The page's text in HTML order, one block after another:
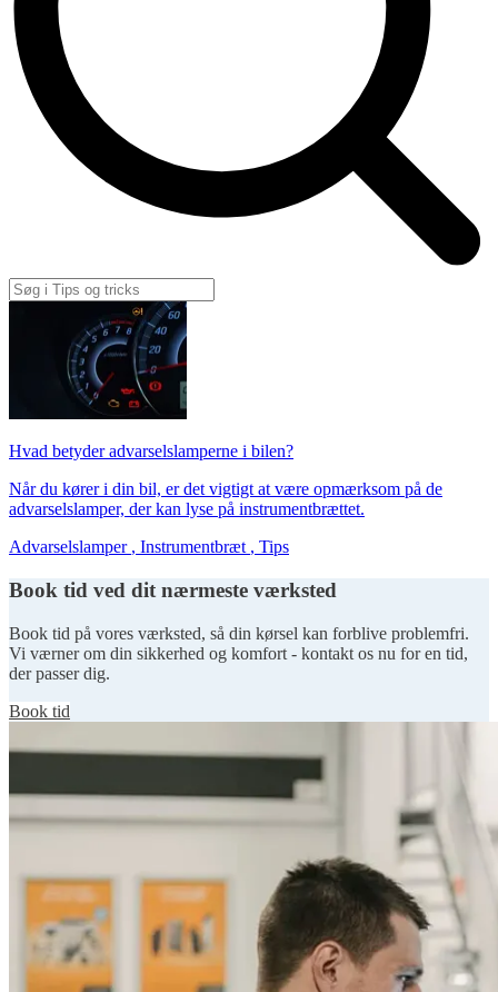
Hvad betyder advarselslamperne i bilen?
Når du kører i din bil, er det vigtigt at være opmærksom på de
advarselslamper, der kan lyse på instrumentbrættet.
Advarselslamper , Instrumentbræt , Tips
Book tid ved dit nærmeste værksted
Book tid på vores værksted, så din kørsel kan forblive problemfri.
Vi værner om din sikkerhed og komfort - kontakt os nu for en tid,
der passer dig.
Book tid